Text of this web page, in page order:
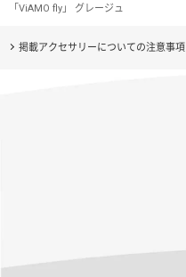
「ViAMO fly」 グレージュ
掲載アクセサリーについての注意事項